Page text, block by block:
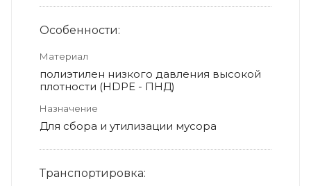
Особенности:
Материал
полиэтилен низкого давления высокой
плотности (HDPE - ПНД)
Назначение
Для сбора и утилизации мусора
Транспортировка: